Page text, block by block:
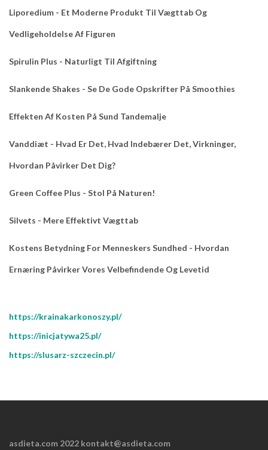
Liporedium - Et Moderne Produkt Til Vægttab Og
Vedligeholdelse Af Figuren
Spirulin Plus - Naturligt Til Afgiftning
Slankende Shakes - Se De Gode Opskrifter På Smoothies
Effekten Af Kosten På Sund Tandemalje
Vanddiæt - Hvad Er Det, Hvad Indebærer Det, Virkninger,
Hvordan Påvirker Det Dig?
Green Coffee Plus - Stol På Naturen!
Silvets - Mere Effektivt Vægttab
Kostens Betydning For Menneskers Sundhed - Hvordan
Ernæring Påvirker Vores Velbefindende Og Levetid
https://krainakarkonoszy.pl/
https://inicjatywa25.pl/
https://slusarz-szczecin.pl/
asdieta.com 2022 kontakt@asdieta.com